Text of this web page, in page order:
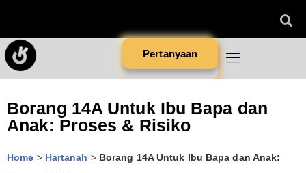
Pertanyaan
Borang 14A Untuk Ibu Bapa dan
Anak: Proses & Risiko
Home > Hartanah > Borang 14A Untuk Ibu Bapa dan Anak: